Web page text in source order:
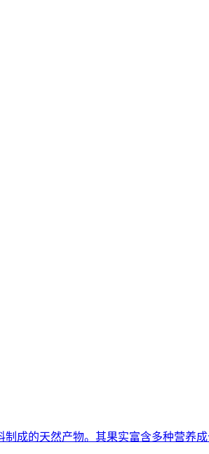
成的天然产物。其果实富含多种营养